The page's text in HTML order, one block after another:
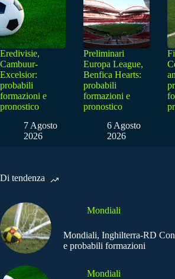
Eredivisie,
Cambuur-
Excelsior:
probabili
formazioni e
pronostico
7 Agosto
2026
Preliminari
Europa League,
Benfica Hearts:
probabili
formazioni e
pronostico
6 Agosto
2026
Di tendenza
Mondiali
Mondiali, Inghilterra-RD
e probabili formazioni
Mondiali